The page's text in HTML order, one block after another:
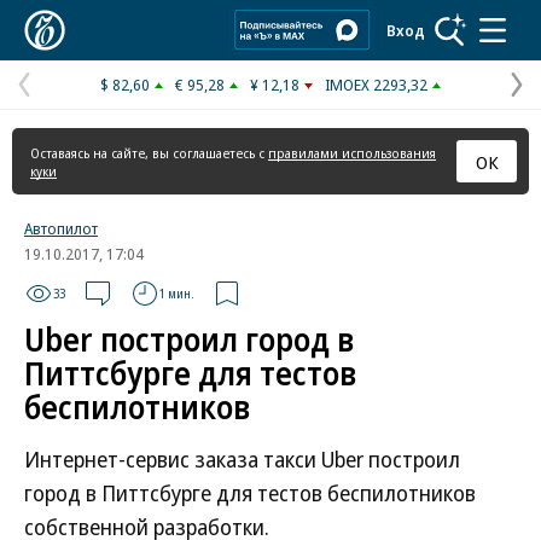
Вход
Предыдущая
страница
$ 82,60 € 95,28 ¥ 12,18 IMOEX 2293,32
Оставаясь на сайте, вы соглашаетесь с правилами использования
куки
ОК
Автопилот
19.10.2017, 17:04
33 1 мин.
Uber построил город в
Питтсбурге для тестов
беспилотников
Интернет-сервис заказа такси Uber построил
город в Питтсбурге для тестов беспилотников
собственной разработки.